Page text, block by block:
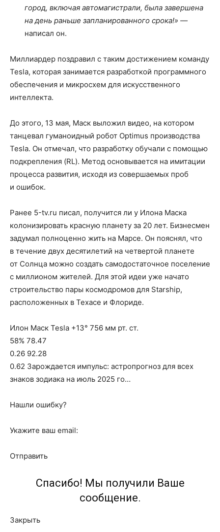
город, включая автомагистрали, была завершена
на день раньше запланированного срока!» —
написал он.
Миллиардер поздравил с таким достижением команду
Tesla, которая занимается разработкой программного
обеспечения и микросхем для искусственного
интеллекта.
До этого, 13 мая, Маск выложил видео, на котором
танцевал гуманоидный робот Optimus производства
Tesla. Он отмечал, что разработку обучали с помощью
подкрепления (RL). Метод основывается на имитации
процесса развития, исходя из совершаемых проб
и ошибок.
Ранее 5-tv.ru писал, получится ли у Илона Маска
колонизировать красную планету за 20 лет. Бизнесмен
задумал полноценно жить на Марсе. Он пояснял, что
в течение двух десятилетий на четвертой планете
от Солнца можно создать самодостаточное поселение
с миллионом жителей. Для этой идеи уже начато
строительство пары космодромов для Starship,
расположенных в Техасе и Флориде.
Илон Маск Tesla +13° 756 мм рт. ст.
58% 78.47
0.26 92.28
0.62 Зарождается импульс: астропрогноз для всех
знаков зодиака на июль 2025 го…
Нашли ошибку?
Укажите ваш email:
Отправить
Спасибо! Мы получили Ваше
сообщение.
Закрыть